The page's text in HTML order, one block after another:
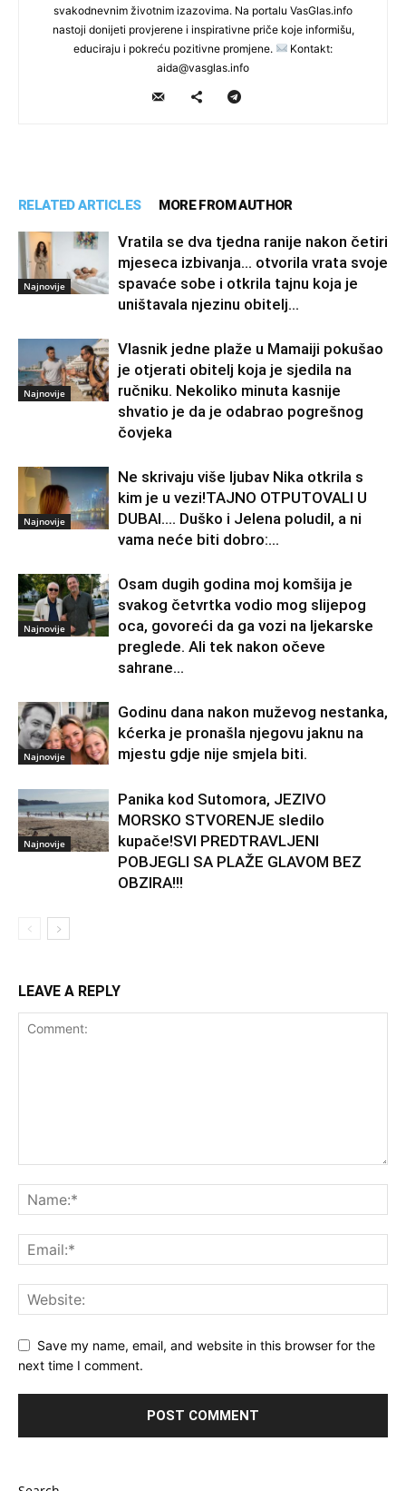
svakodnevnim životnim izazovima. Na portalu VasGlas.info
nastoji donijeti provjerene i inspirativne priče koje informišu,
educiraju i pokreću pozitivne promjene.
Kontakt:
aida@vasglas.info
RELATED ARTICLES MORE FROM AUTHOR
Najnovije
Vratila se dva tjedna ranije nakon četiri
mjeseca izbivanja… otvorila vrata svoje
spavaće sobe i otkrila tajnu koja je
uništavala njezinu obitelj…
Najnovije
Vlasnik jedne plaže u Mamaiji pokušao
je otjerati obitelj koja je sjedila na
ručniku. Nekoliko minuta kasnije
shvatio je da je odabrao pogrešnog
čovjeka
Najnovije
Ne skrivaju više ljubav Nika otkrila s
kim je u vezi!TAJNO OTPUTOVALI U
DUBAI…. Duško i Jelena poludil, a ni
vama neće biti dobro:...
Najnovije
Osam dugih godina moj komšija je
svakog četvrtka vodio mog slijepog
oca, govoreći da ga vozi na ljekarske
preglede. Ali tek nakon očeve
sahrane...
Najnovije
Godinu dana nakon muževog nestanka,
kćerka je pronašla njegovu jaknu na
mjestu gdje nije smjela biti.
Najnovije
Panika kod Sutomora, JEZIVO
MORSKO STVORENJE sledilo
kupače!SVI PREDTRAVLJENI
POBJEGLI SA PLAŽE GLAVOM BEZ
OBZIRA!!!
LEAVE A REPLY
Save my name, email, and website in this browser for the
next time I comment.